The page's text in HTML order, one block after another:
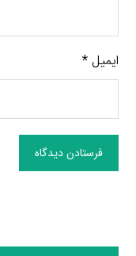
ایمیل*
فرستادن دیدگاه